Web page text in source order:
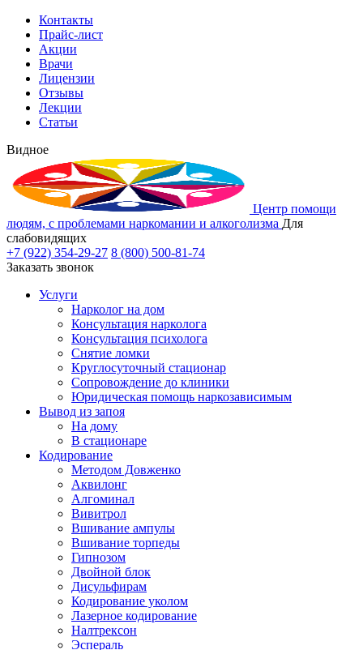
Контакты
Прайс-лист
Акции
Врачи
Лицензии
Отзывы
Лекции
Статьи
Видное
Центр помощи
людям, с проблемами наркомании и алкоголизма Для
слабовидящих
+7 (922) 354-29-27 8 (800) 500-81-74
Заказать звонок
Услуги
Нарколог на дом
Консультация нарколога
Консультация психолога
Снятие ломки
Круглосуточный стационар
Сопровождение до клиники
Юридическая помощь наркозависимым
Вывод из запоя
На дому
В стационаре
Кодирование
Методом Довженко
Аквилонг
Алгоминал
Вивитрол
Вшивание ампулы
Вшивание торпеды
Гипнозом
Двойной блок
Дисульфирам
Кодирование уколом
Лазерное кодирование
Налтрексон
Эспераль